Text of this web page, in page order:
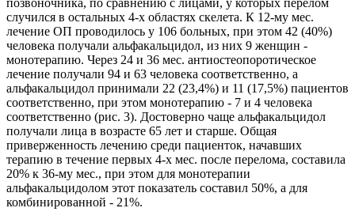
позвоночника, по сравнению с лицами, у которых перелом
случился в остальных 4-х областях скелета. К 12-му мес.
лечение ОП проводилось у 106 больных, при этом 42 (40%)
человека получали альфакальцидол, из них 9 женщин -
монотерапию. Через 24 и 36 мес. антиостеопоротическое
лечение получали 94 и 63 человека соответственно, а
альфакальцидол принимали 22 (23,4%) и 11 (17,5%) пациентов
соответственно, при этом монотерапию - 7 и 4 человека
соответственно (рис. 3). Достоверно чаще альфакальцидол
получали лица в возрасте 65 лет и старше. Общая
приверженность лечению среди пациенток, начавших
терапию в течение первых 4-х мес. после перелома, составила
20% к 36-му мес., при этом для монотерапии
альфакальцидолом этот показатель составил 50%, а для
комбинированной - 21%.